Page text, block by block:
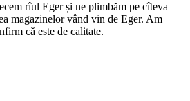
rîul Eger și ne plimbăm pe cîteva
magazinelor vând vin de Eger. Am
că este de calitate.